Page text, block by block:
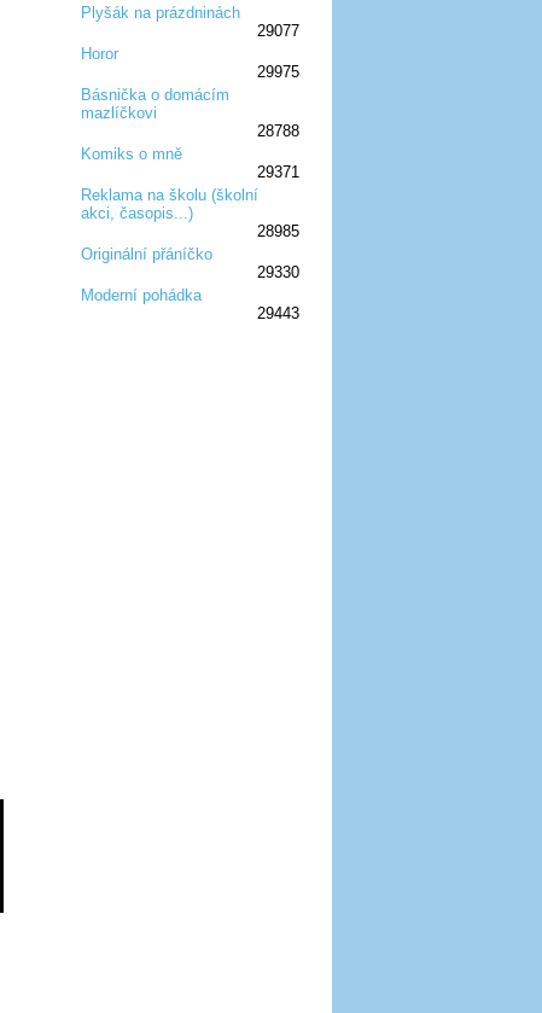
Plyšák na prázdninách
29077
Horor
29975
Básnička o domácím
mazlíčkovi
28788
Komiks o mně
29371
:D
Reklama na školu (školní
akci, časopis...)
28985
Originální přáníčko
29330
Moderní pohádka
29443